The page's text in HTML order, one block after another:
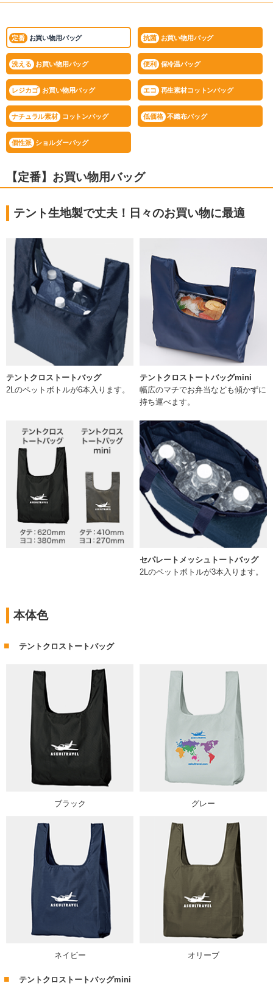
定番 お買い物用バッグ 抗菌 お買い物用バッグ
洗える お買い物用バッグ 便利 保冷温バッグ
レジカゴ お買い物用バッグ エコ 再生素材コットンバッグ
ナチュラル素材 コットンバッグ 低価格 不織布バッグ
個性派 ショルダーバッグ
【定番】お買い物用バッグ
テント生地製で丈夫！日々のお買い物に最適
テントクロストートバッグ
2Lのペットボトルが6本入ります。
テントクロストートバッグmini
幅広のマチでお弁当なども傾かずに
持ち運べます。
セパレートメッシュトートバッグ
2Lのペットボトルが3本入ります。
本体色
テントクロストートバッグ
ブラック グレー
ネイビー オリーブ
テントクロストートバッグmini